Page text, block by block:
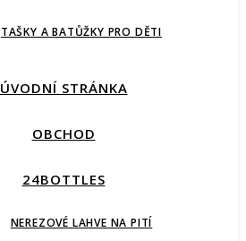
TAŠKY A BATŮŽKY PRO DĚTI
ÚVODNÍ STRÁNKA
OBCHOD
24BOTTLES
NEREZOVÉ LAHVE NA PITÍ